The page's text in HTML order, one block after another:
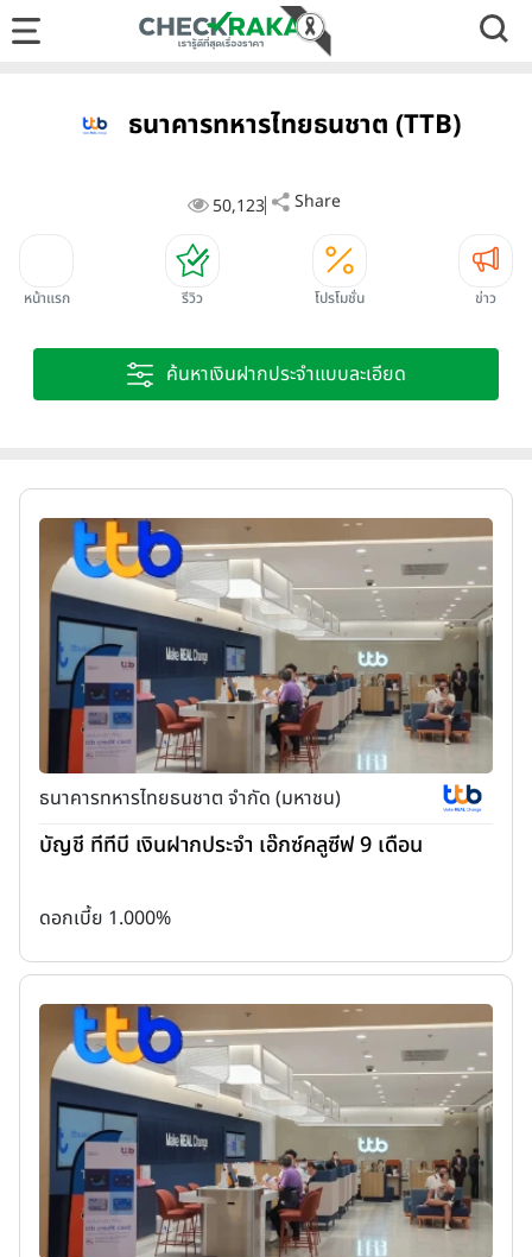
ธนาคารทหารไทยธนชาต (TTB)
50,123 Share
หน้าแรก รีวิว โปรโมชั่น ข่าว
ค้นหาเงินฝากประจำแบบละเอียด
ธนาคารทหารไทยธนชาต จำกัด (มหาชน)
บัญชี ทีทีบี เงินฝากประจำ เอ๊กซ์คลูซีฟ 9 เดือน
ดอกเบี้ย 1.000%